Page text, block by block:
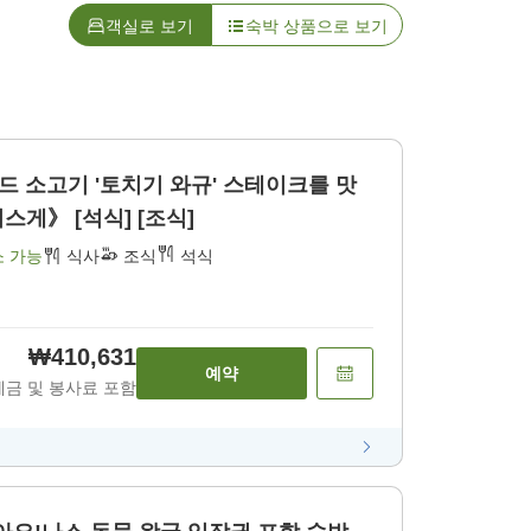
객실로 보기 숙박 상품으로 보기
소고기 '토치기 와규' 스테이크를 맛
게》 [석식] [조식]
가능 식사 조식 석식
₩410,631
금 및 봉사료 포함
예약